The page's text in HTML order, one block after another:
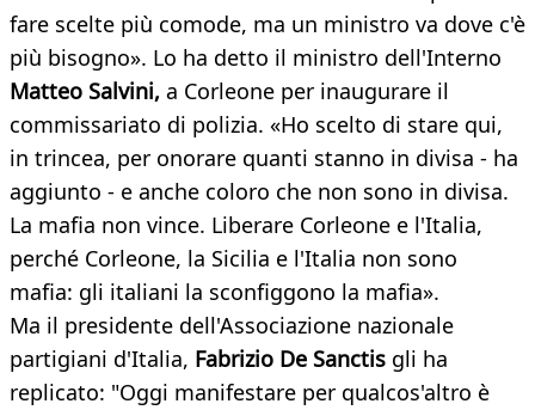
fare scelte più comode, ma un ministro va dove c'è
più bisogno». Lo ha detto il ministro dell'Interno
Matteo Salvini, a Corleone per inaugurare il
commissariato di polizia. «Ho scelto di stare qui,
in trincea, per onorare quanti stanno in divisa - ha
aggiunto - e anche coloro che non sono in divisa.
La mafia non vince. Liberare Corleone e l'Italia,
perché Corleone, la Sicilia e l'Italia non sono
mafia: gli italiani la sconfiggono la mafia».
Ma il presidente dell'Associazione nazionale
partigiani d'Italia, Fabrizio De Sanctis gli ha
replicato: "Oggi manifestare per qualcos'altro è